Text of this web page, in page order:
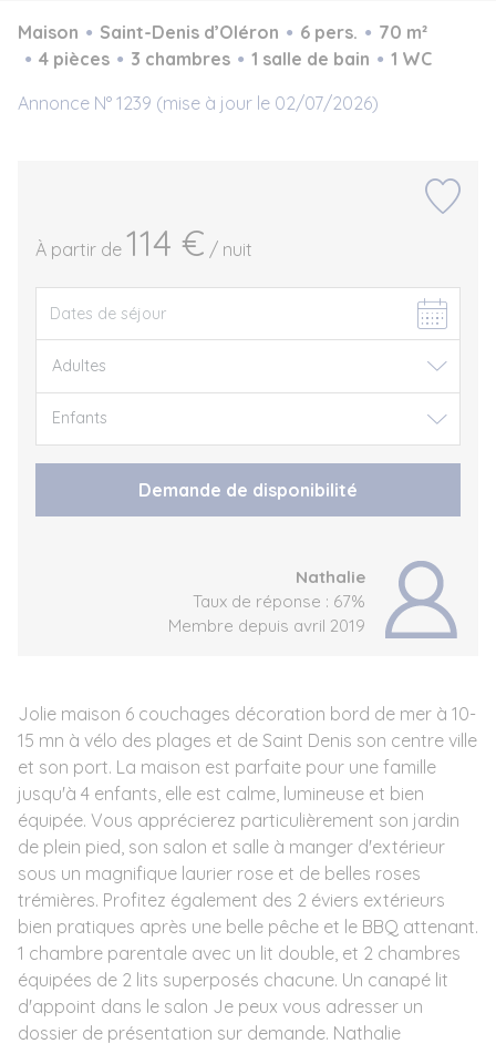
Maison Saint-Denis d’Oléron 6 pers.
70 m²
4 pièces
3 chambres 1 salle de bain
1 WC
Annonce N° 1239 (mise à jour le 02/07/2026)
À partir de 114 € / nuit
Demande de disponibilité
Nathalie
Taux de réponse : 67%
Membre depuis avril 2019
Jolie maison 6 couchages décoration bord de mer à 10-
15 mn à vélo des plages et de Saint Denis son centre ville
et son port. La maison est parfaite pour une famille
jusqu'à 4 enfants, elle est calme, lumineuse et bien
équipée. Vous apprécierez particulièrement son jardin
de plein pied, son salon et salle à manger d'extérieur
sous un magnifique laurier rose et de belles roses
trémières. Profitez également des 2 éviers extérieurs
bien pratiques après une belle pêche et le BBQ attenant.
1 chambre parentale avec un lit double, et 2 chambres
équipées de 2 lits superposés chacune. Un canapé lit
d'appoint dans le salon Je peux vous adresser un
dossier de présentation sur demande. Nathalie